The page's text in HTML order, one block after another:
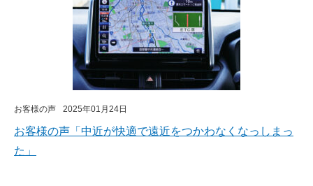
お客様の声 2025年01月24日
お客様の声「中近が快適で遠近をつかわなくなっしまっ
た」